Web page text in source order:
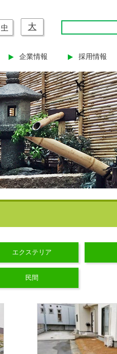
中 大
企業情報 採用情報
エクステリア
民間